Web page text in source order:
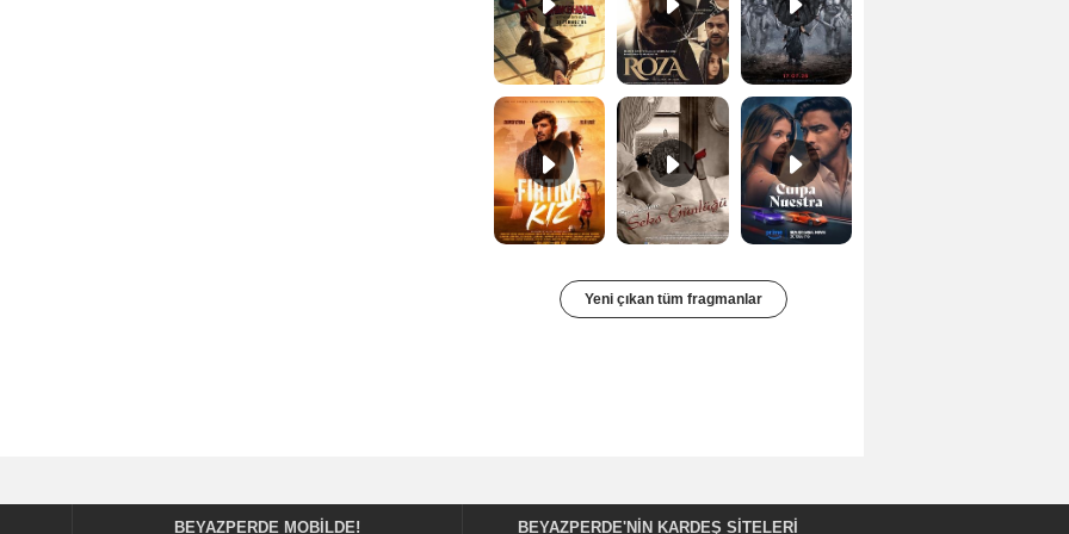
Fırtına Kız Fragman Bir Kadının Seks Günlüğü Orijinal Fragman Culpa nuestra Teaser
Yeni çıkan tüm fragmanlar
BEYAZPERDE MOBILDE! BEYAZPERDE'NIN KARDEŞ SİTELERİ